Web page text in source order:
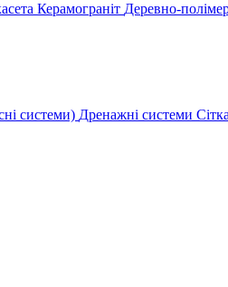
Керамограніт Деревно-
системи) Дренажні системи